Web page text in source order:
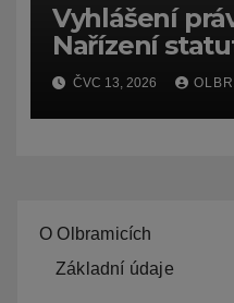
Vyhlášení
Nařízení
Ostravy, o
zpracování
ČVC 13, 2026
O Olbramicích
Základní údaje